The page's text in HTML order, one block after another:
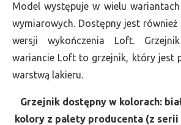
Model występuje w wielu
wymiarowych. Dostępny jest
wersji wykończenia Loft.
wariancie Loft to grzejnik, który jest
warstwą lakieru.
Grzejnik dostępny w kolorach:
kolory z palety producenta (z serii